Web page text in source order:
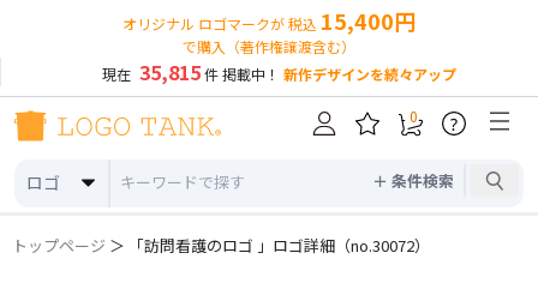
オリジナル ロゴマークが 税込 15,400円
で購入（著作権譲渡含む）
現在 35,815件 掲載中！ 新作デザインを続々アップ
ロゴ ＋ 条件検索
0 ?
トップページ ＞ 「訪問看護のロゴ 」ロゴ詳細（no.30072）